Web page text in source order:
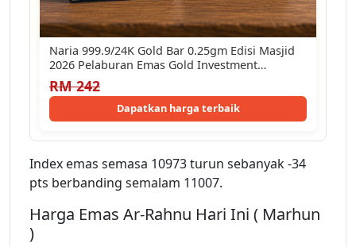
Naria 999.9/24K Gold Bar 0.25gm Edisi Masjid
2026 Pelaburan Emas Gold Investment…
RM 242
Dapatkan harga terbaik
Index emas semasa 10973 turun sebanyak -34
pts berbanding semalam 11007.
Harga Emas Ar-Rahnu Hari Ini ( Marhun
)